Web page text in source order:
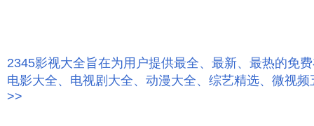
2345影视大全旨在为用户提供最全、最新、最热的免
电影大全、电视剧大全、动漫大全、综艺精选、微视
>>